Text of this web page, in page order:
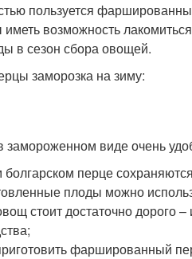
пользуется
иметь возможность
в сезон сбора овощей.
заморозка на зиму:
замороженном виде очень
перце
плоды можно
стоит достаточно дорого
фаршированный